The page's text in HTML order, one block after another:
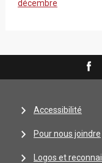
décembre
Accessibilité
Pour nous joindre
Logos et